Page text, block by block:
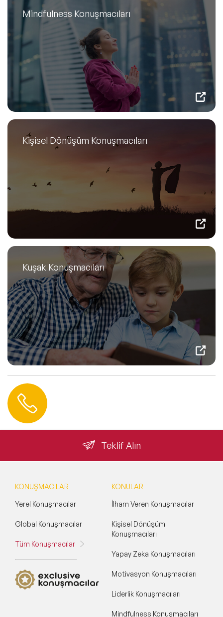
Mindfulness Konuşmacıları
Kişisel Dönüşüm Konuşmacıları
Kuşak Konuşmacıları
Teklif Alın
KONUŞMACILAR
Yerel Konuşmacılar
Global Konuşmacılar
Tüm Konuşmacılar
KONULAR
İlham Veren Konuşmacılar
Kişisel Dönüşüm
Konuşmacıları
Yapay Zeka Konuşmacıları
Motivasyon Konuşmacıları
Liderlik Konuşmacıları
Mindfulness Konuşmacıları